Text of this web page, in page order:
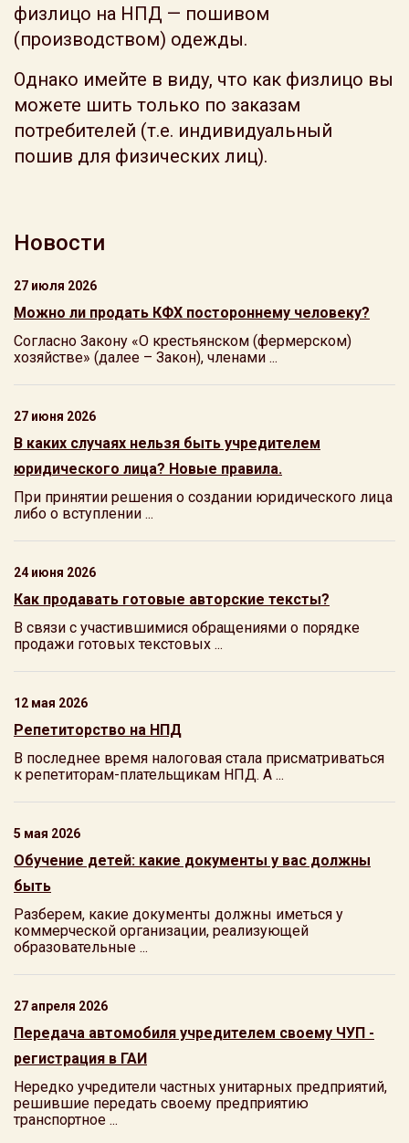
физлицо на НПД — пошивом
(производством) одежды.
Однако имейте в виду, что как физлицо вы
можете шить только по заказам
потребителей (т.е. индивидуальный
пошив для физических лиц).
Новости
27 июля 2026
Можно ли продать КФХ постороннему человеку?
Согласно Закону «О крестьянском (фермерском)
хозяйстве» (далее – Закон), членами ...
27 июня 2026
В каких случаях нельзя быть учредителем
юридического лица? Новые правила.
При принятии решения о создании юридического лица
либо о вступлении ...
24 июня 2026
Как продавать готовые авторские тексты?
В связи с участившимися обращениями о порядке
продажи готовых текстовых ...
12 мая 2026
Репетиторство на НПД
В последнее время налоговая стала присматриваться
к репетиторам-плательщикам НПД. А ...
5 мая 2026
Обучение детей: какие документы у вас должны
быть
Разберем, какие документы должны иметься у
коммерческой организации, реализующей
образовательные ...
27 апреля 2026
Передача автомобиля учредителем своему ЧУП -
регистрация в ГАИ
Нередко учредители частных унитарных предприятий,
решившие передать своему предприятию
транспортное ...